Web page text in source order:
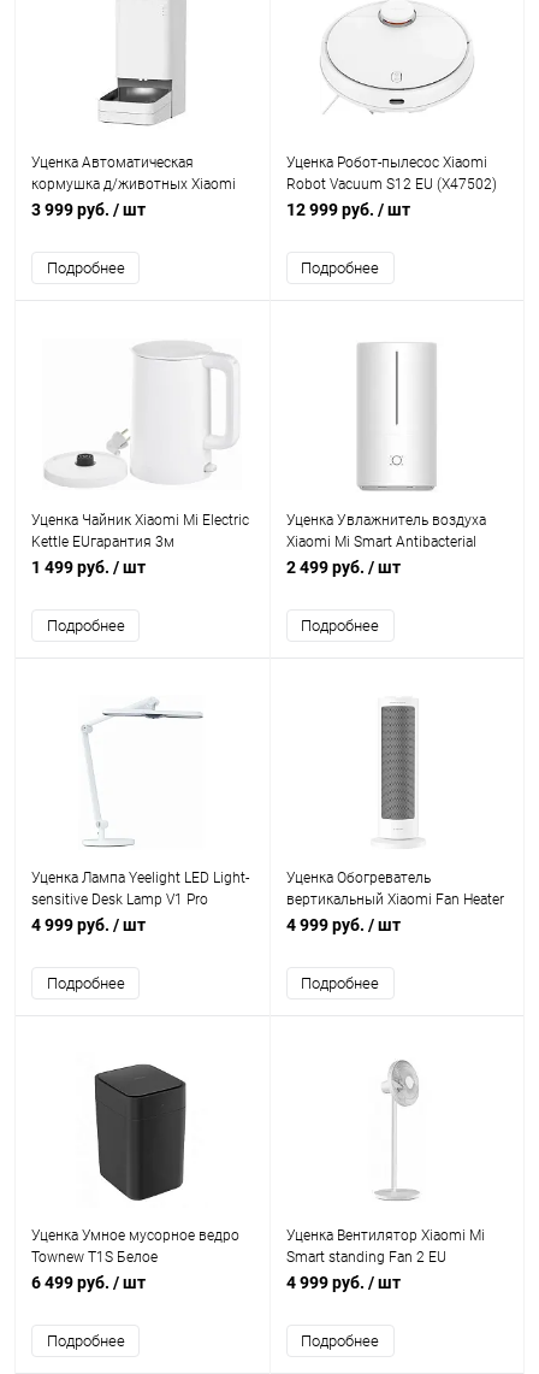
Уценка Автоматическая
кормушка д/животных Xiaomi
Smart Pet Food Feeder гарантия
3 999 руб. / шт
Подробнее
Уценка Робот-пылесос Xiaomi
Robot Vacuum S12 EU (Х47502)
пересорт гар. 3м
12 999 руб. / шт
Подробнее
Уценка Чайник Xiaomi Mi Electric
Kettle EUгарантия 3м
1 499 руб. / шт
Подробнее
Уценка Увлажнитель воздуха
Xiaomi Mi Smart Antibacterial
Humidifier гарантия 3м
2 499 руб. / шт
Подробнее
Уценка Лампа Yeelight LED Light-
sensitive Desk Lamp V1 Pro
4 999 руб. / шт
Подробнее
Уценка Обогреватель
вертикальный Xiaomi Fan Heater
гарантия 3мес
4 999 руб. / шт
Подробнее
Уценка Умное мусорное ведро
Townew T1S Белое
6 499 руб. / шт
Подробнее
Уценка Вентилятор Xiaomi Mi
Smart standing Fan 2 EU
4 999 руб. / шт
Подробнее